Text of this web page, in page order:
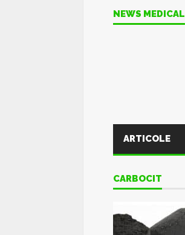
NEWS MEDICAL
ARTICOLE
CARBOCIT